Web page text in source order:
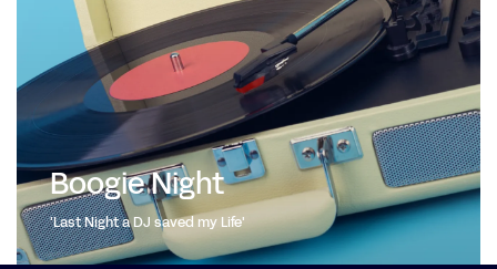
Boogie Night
'Last Night a DJ saved my Life'